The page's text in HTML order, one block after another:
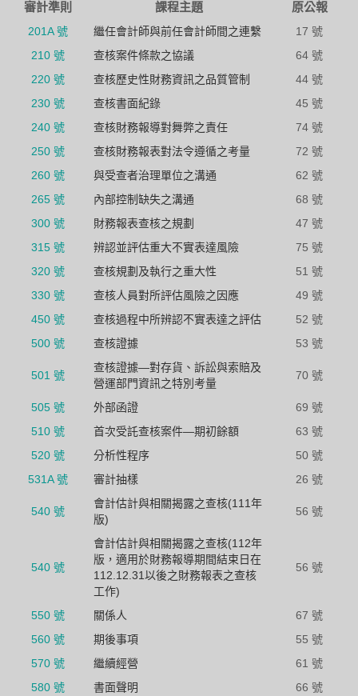
審計準則 課程主題 原公報
201A 號 繼任會計師與前任會計師間之連繫
17 號
210 號
查核案件條款之協議
64 號
220 號
查核歷史性財務資訊之品質管制
44 號
230 號
查核書面紀錄
45 號
240 號
查核財務報導對舞弊之責任
74 號
250 號
查核財務報表對法令遵循之考量
72 號
260 號
與受查者治理單位之溝通
62 號
265 號
內部控制缺失之溝通
68 號
300 號
財務報表查核之規劃
47 號
315 號
辨認並評估重大不實表達風險
75 號
320 號
查核規劃及執行之重大性
51 號
330 號
查核人員對所評估風險之因應
49 號
450 號
查核過程中所辨認不實表達之評估
52 號
500 號
查核證據 53 號
501 號
查核證據—對存貨、訴訟與索賠及
營運部門資訊之特別考量
70 號
505 號 外部函證
69 號
510 號
首次受託查核案件—期初餘額
63 號
520 號
分析性程序
50 號
531A 號
審計抽樣 26 號
540 號
會計估計與相關揭露之查核(111年
版)
56 號
540 號
會計估計與相關揭露之查核(112年
版，適用於財務報導期間結束日在
112.12.31以後之財務報表之查核
工作)
56 號
550 號 關係人
67 號
560 號
期後事項
55 號
570 號
繼續經營
61 號
580 號
書面聲明
66 號